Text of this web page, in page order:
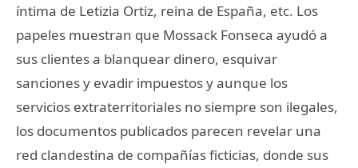
íntima de Letizia Ortiz, reina de España, etc. Los
papeles muestran que Mossack Fonseca ayudó a
sus clientes a blanquear dinero, esquivar
sanciones y evadir impuestos y aunque los
servicios extraterritoriales no siempre son ilegales,
los documentos publicados parecen revelar una
red clandestina de compañías ficticias, donde sus